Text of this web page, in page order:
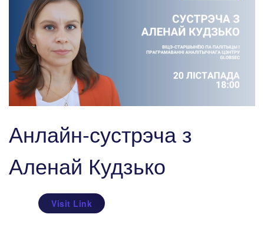
Анлайн-сустрэча з
Аленай Кудзько
Visit Link